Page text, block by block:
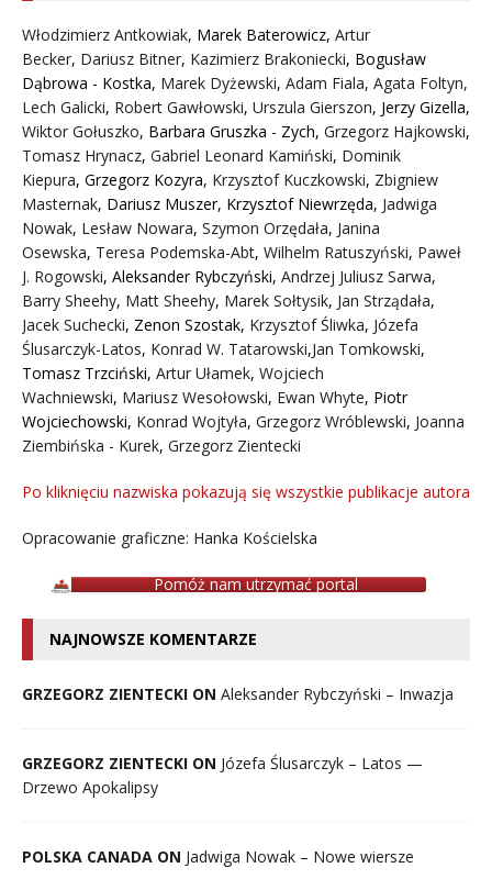
Włodzimierz Antkowiak, Marek Baterowicz, Artur
Becker, Dariusz Bitner, Kazimierz Brakoniecki, Bogusław
Dąbrowa - Kostka, Marek Dyżewski, Adam Fiala, Agata Foltyn,
Lech Galicki, Robert Gawłowski, Urszula Gierszon, Jerzy Gizella,
Wiktor Gołuszko, Barbara Gruszka - Zych, Grzegorz Hajkowski,
Tomasz Hrynacz, Gabriel Leonard Kamiński, Dominik
Kiepura, Grzegorz Kozyra, Krzysztof Kuczkowski, Zbigniew
Masternak, Dariusz Muszer, Krzysztof Niewrzęda, Jadwiga
Nowak, Lesław Nowara, Szymon Orzędała, Janina
Osewska, Teresa Podemska-Abt, Wilhelm Ratuszyński, Paweł
J. Rogowski, Aleksander Rybczyński, Andrzej Juliusz Sarwa,
Barry Sheehy, Matt Sheehy, Marek Sołtysik, Jan Strządała,
Jacek Suchecki, Zenon Szostak, Krzysztof Śliwka, Józefa
Ślusarczyk-Latos, Konrad W. Tatarowski,Jan Tomkowski,
Tomasz Trzciński, Artur Ułamek, Wojciech
Wachniewski, Mariusz Wesołowski, Ewan Whyte, Piotr
Wojciechowski, Konrad Wojtyła, Grzegorz Wróblewski, Joanna
Ziembińska - Kurek, Grzegorz Zientecki
Po kliknięciu nazwiska pokazują się wszystkie publikacje autora
Opracowanie graficzne: Hanka Kościelska
Pomóż nam utrzymać portal
NAJNOWSZE KOMENTARZE
GRZEGORZ ZIENTECKI ON Aleksander Rybczyński – Inwazja
GRZEGORZ ZIENTECKI ON Józefa Ślusarczyk – Latos —
Drzewo Apokalipsy
POLSKA CANADA ON Jadwiga Nowak – Nowe wiersze